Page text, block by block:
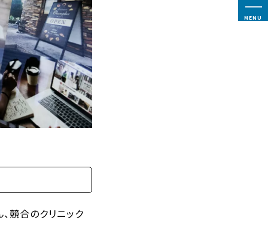
競合のクリニック
MENU